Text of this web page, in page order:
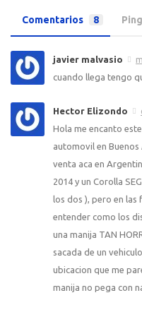
Comentarios 8
javier malvasio
cuando llega tengo
Hector Elizondo
Hola me encanto
automovil en
venta aca en
2014 y un Corolla
los dos ), pero en las
entender como los
una manija TAN
sacada de un
ubicacion que me
manija no pega con